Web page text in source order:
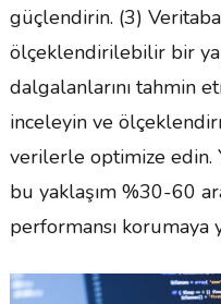
güçlendirin. (3)
ölçeklendirilebilir bir
dalgalanlarını tahmin
inceleyin ve
verilerle optimize edin.
bu yaklaşım %30-60
performansı korumaya